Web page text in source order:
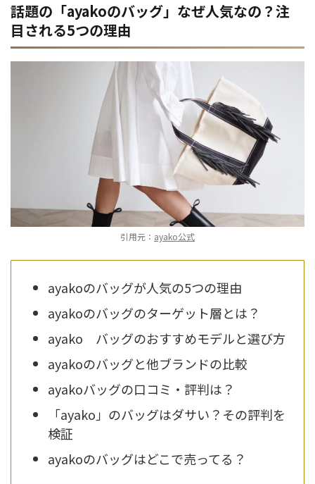
話題の「ayakoのバッグ」なぜ人気なの？注
目される5つの理由
引用元： ayako公式
ayakoのバッグが人気の5つの理由
ayakoのバッグのターゲット層とは？
ayako バッグのおすすめモデルと選び方
ayakoのバッグと他ブランドの比較
ayakoバッグの口コミ・評判は？
「ayako」のバッグはダサい？その評判を
検証
ayakoのバッグはどこで売ってる？